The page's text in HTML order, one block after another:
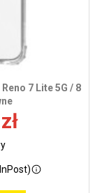
7 Lite 5G / 8